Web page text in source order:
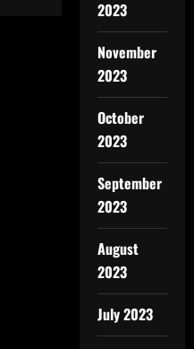
2023
November
2023
October
2023
September
2023
August
2023
July 2023